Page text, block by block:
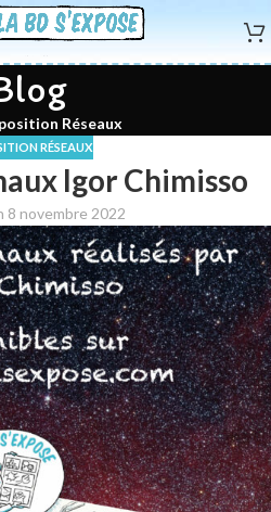
Réseaux
RÉSEAUX
Igor Chimisso
8 novembre 2022